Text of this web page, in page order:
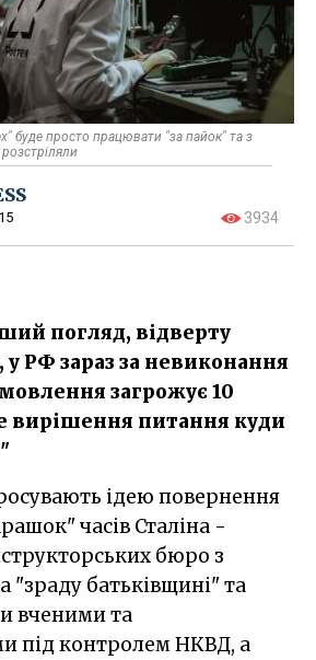
буде просто працювати "за пайок" та з
3934
погляд, відверту
РФ зараз за невиконання
загрожує 10
вирішення питання куди
часів Сталіна -
бюро з
"зраду батьківщині" та
вченими та
під контролем НКВД, а